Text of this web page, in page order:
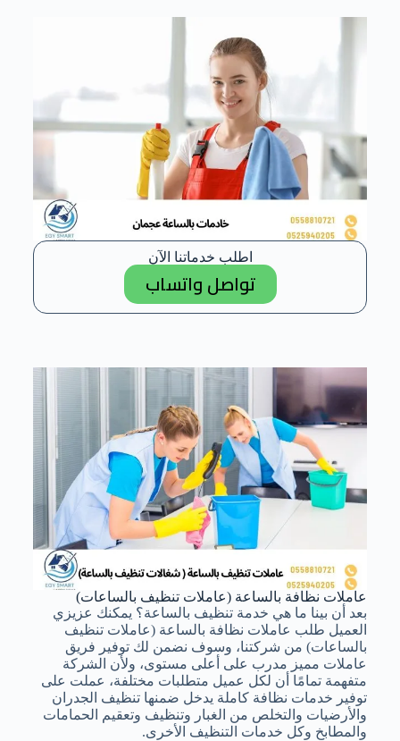
اطلب خدماتنا الآن
تواصل واتساب
عاملات نظافة بالساعة (عاملات تنظيف بالساعات)
بعد أن بينا ما هي خدمة تنظيف بالساعة؟ يمكنك عزيزي
العميل طلب عاملات نظافة بالساعة (عاملات تنظيف
بالساعات) من شركتنا، وسوف نضمن لك توفير فريق
عاملات مميز مدرب على أعلى مستوى، ولأن الشركة
متفهمة تمامًا أن لكل عميل متطلبات مختلفة، عملت على
توفير خدمات نظافة كاملة يدخل ضمنها تنظيف الجدران
والأرضيات والتخلص من الغبار وتنظيف وتعقيم الحمامات
والمطابخ وكل خدمات التنظيف الأخرى.